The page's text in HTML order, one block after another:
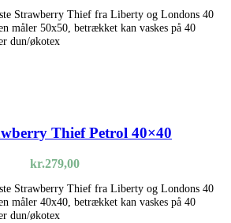
Strawberry Thief fra Liberty og Londons 40
måler 50x50, betrækket kan vaskes på 40
dun/økotex
Thief Petrol 40×40
kr.279,00
Strawberry Thief fra Liberty og Londons 40
måler 40x40, betrækket kan vaskes på 40
dun/økotex